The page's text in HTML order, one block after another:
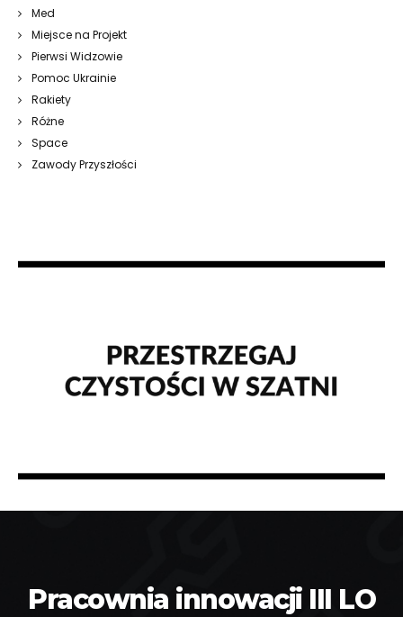
Med
Miejsce na Projekt
Pierwsi Widzowie
Pomoc Ukrainie
Rakiety
Różne
Space
Zawody Przyszłości
Pracownia innowacji III LO